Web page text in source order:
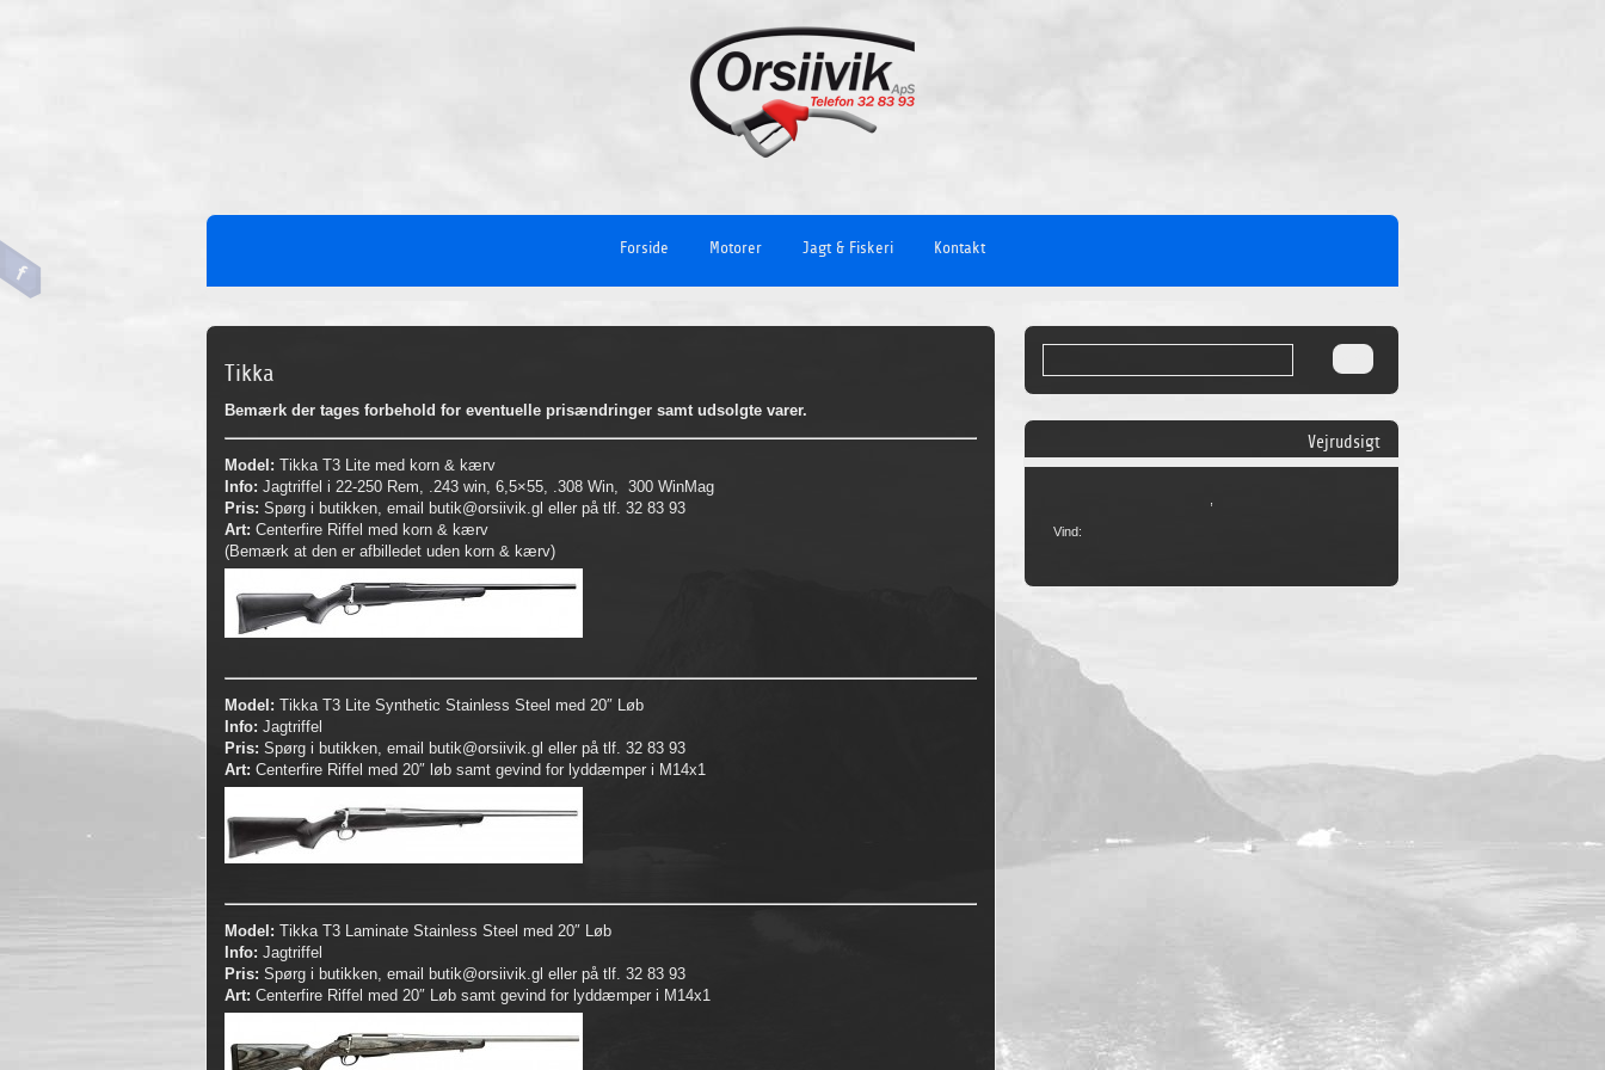
Forside Motorer Jagt & Fiskeri Kontakt
Tikka
Bemærk der tages forbehold for eventuelle prisændringer samt udsolgte varer.
Model: Tikka T3 Lite med korn & kærv
Info: Jagtriffel i 22-250 Rem, .243 win, 6,5×55, .308 Win, 300 WinMag
Pris: Spørg i butikken, email butik@orsiivik.gl eller på tlf. 32 83 93
Art: Centerfire Riffel med korn & kærv
(Bemærk at den er afbilledet uden korn & kærv)
Model: Tikka T3 Lite Synthetic Stainless Steel med 20″ Løb
Info: Jagtriffel
Pris: Spørg i butikken, email butik@orsiivik.gl eller på tlf. 32 83 93
Art: Centerfire Riffel med 20″ løb samt gevind for lyddæmper i M14x1
Model: Tikka T3 Laminate Stainless Steel med 20″ Løb
Info: Jagtriffel
Pris: Spørg i butikken, email butik@orsiivik.gl eller på tlf. 32 83 93
Art: Centerfire Riffel med 20″ Løb samt gevind for lyddæmper i M14x1
Vejrudsigt
Vind: